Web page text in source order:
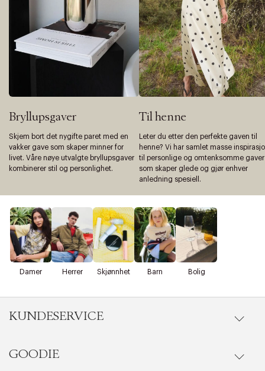
Bryllupsgaver
Skjem bort det nygifte paret med en
vakker gave som skaper minner for
livet. Våre nøye utvalgte bryllupsgaver
kombinerer stil og personlighet.
Til henne
Leter du etter den perfekte gaven til
henne? Vi har samlet masse
til personlige og omtenksomme gaver
som skaper glede og gjør enhver
anledning spesiell.
Damer Herrer Skjønnhet Barn Bolig
KUNDESERVICE
Gå til kundeservice
GOODIE